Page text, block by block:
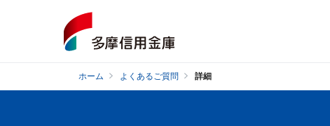
ホーム よくあるご質問 詳細